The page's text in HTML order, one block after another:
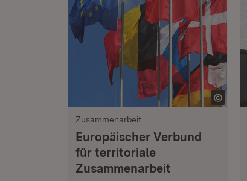
Zusammenarbeit
Europäischer Verbund
für territoriale
Zusammenarbeit